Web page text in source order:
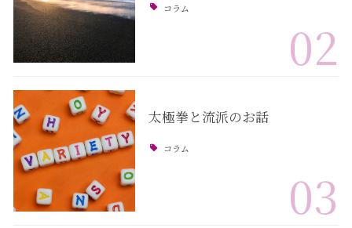
コラム
02
太極拳と流派のお話
コラム
03